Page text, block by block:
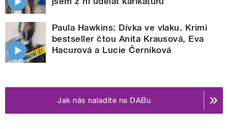
Paula Hawkins: Dívka ve vlaku. Krimi
bestseller čtou Anita Krausová, Eva
Hacurová a Lucie Černíková
Jak nás naladíte na DABu